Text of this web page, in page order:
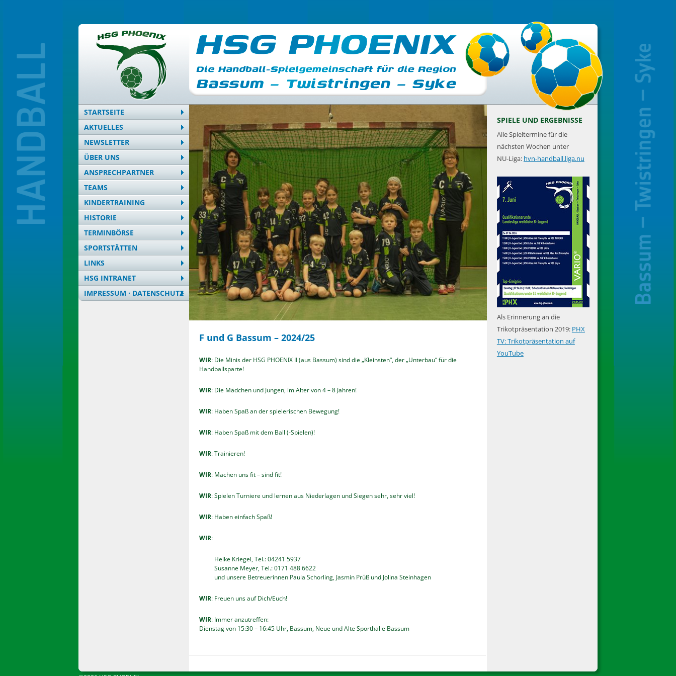
STARTSEITE
AKTUELLES
NEWSLETTER
ÜBER UNS
ANSPRECHPARTNER
TEAMS
KINDERTRAINING
HISTORIE
TERMINBÖRSE
SPORTSTÄTTEN
LINKS
HSG INTRANET
IMPRESSUM · DATENSCHUTZ
F und G Bassum – 2024/25
WIR: Die Minis der HSG PHOENIX II (aus Bassum) sind die „Kleinsten“, der „Unterbau“ für die
Handballsparte!
WIR: Die Mädchen und Jungen, im Alter von 4 – 8 Jahren!
WIR: Haben Spaß an der spielerischen Bewegung!
WIR: Haben Spaß mit dem Ball (-Spielen)!
WIR: Trainieren!
WIR: Machen uns fit – sind fit!
WIR: Spielen Turniere und lernen aus Niederlagen und Siegen sehr, sehr viel!
WIR: Haben einfach Spaß!
WIR:
Heike Kriegel, Tel.: 04241 5937
Susanne Meyer, Tel.: 0171 488 6622
und unsere Betreuerinnen Paula Schorling, Jasmin Prüß und Jolina Steinhagen
WIR: Freuen uns auf Dich/Euch!
WIR: Immer anzutreffen:
Dienstag von 15:30 – 16:45 Uhr, Bassum, Neue und Alte Sporthalle Bassum
SPIELE UND ERGEBNISSE
Alle Spieltermine für die
nächsten Wochen unter
NU-Liga: hvn-handball.liga.nu
Als Erinnerung an die
Trikotpräsentation 2019: PHX
TV: Trikotpräsentation auf
YouTube